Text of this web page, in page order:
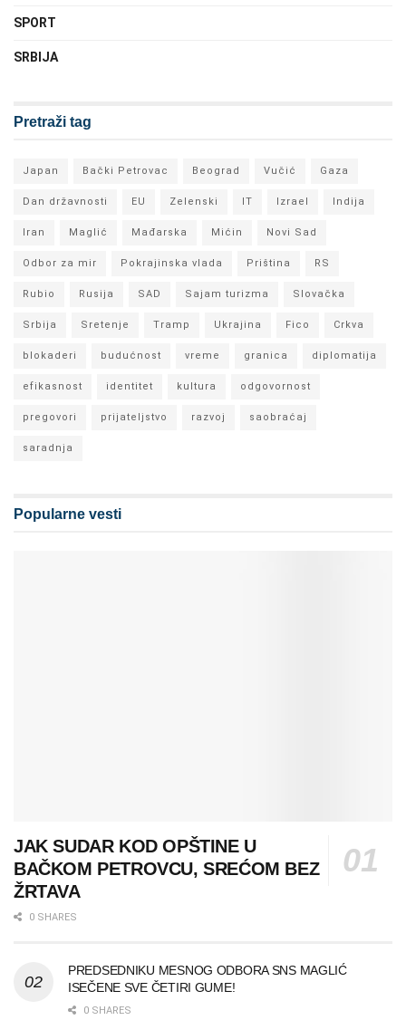
SPORT
SRBIJA
Pretraži tag
Japan Bački Petrovac Beograd Vučić Gaza
Dan državnosti EU Zelenski IT Izrael Indija
Iran Maglić Mađarska Mićin Novi Sad
Odbor za mir Pokrajinska vlada Priština RS
Rubio Rusija SAD Sajam turizma Slovačka
Srbija Sretenje Tramp Ukrajina Fico Crkva
blokaderi budućnost vreme granica diplomatija
efikasnost identitet kultura odgovornost
pregovori prijateljstvo razvoj saobraćaj
saradnja
Popularne vesti
JAK SUDAR KOD OPŠTINE U
BAČKOM PETROVCU, SREĆOM BEZ
ŽRTAVA
0 SHARES
PREDSEDNIKU MESNOG ODBORA SNS MAGLIĆ
ISEČENE SVE ČETIRI GUME!
0 SHARES